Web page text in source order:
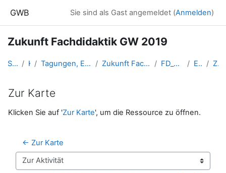
GWB Sie sind als Gast angemeldet (Anmelden)
Zukunft Fachdidaktik GW 2019
Startseite Kurse Tagungen, Events und Arbeitsgemeinschaften GW Zukunft Fachdidaktik GW - "Schlierbach-Tagung" FD_GW_Schlierbach2019 Exkursionen Zur Karte
Zur Karte
Abschlussbedingungen
Klicken Sie auf 'Zur Karte', um die Ressource zu öffnen.
← Zur Karte
Zur Aktivität